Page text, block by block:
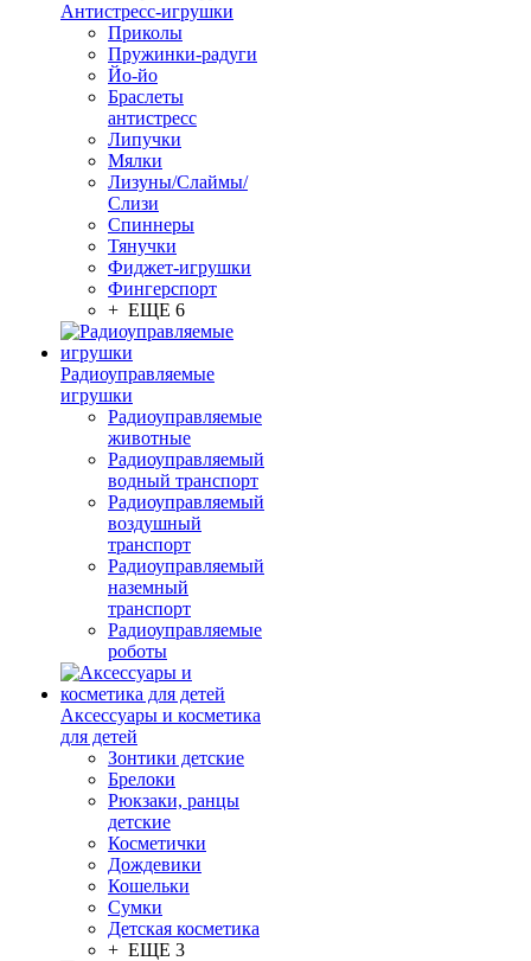
Антистресс-игрушки
Приколы
Пружинки-радуги
Йо-йо
Браслеты
антистресс
Липучки
Мялки
Лизуны/Слаймы/
Слизи
Спиннеры
Тянучки
Фиджет-игрушки
Фингерспорт
+ ЕЩЕ 6
Радиоуправляемые
игрушки
Радиоуправляемые
животные
Радиоуправляемый
водный транспорт
Радиоуправляемый
воздушный
транспорт
Радиоуправляемый
наземный
транспорт
Радиоуправляемые
роботы
Аксессуары и косметика
для детей
Зонтики детские
Брелоки
Рюкзаки, ранцы
детские
Косметички
Дождевики
Кошельки
Сумки
Детская косметика
+ ЕЩЕ 3